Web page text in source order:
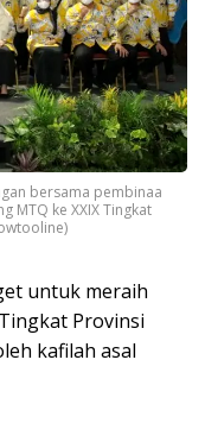
bersama pembinaa
MTQ ke XXIX Tingkat
untuk meraih
Provinsi
kafilah asal